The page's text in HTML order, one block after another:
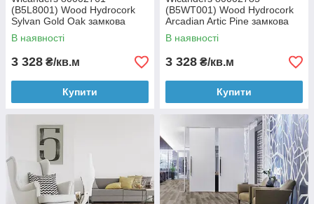
(B5L8001) Wood Hydrocork
Sylvan Gold Oak замкова
вінілова плитка
В наявності
3 328 ₴/кв.м
Купити
(B5WT001) Wood Hydrocork
Arcadian Artic Pine замкова
вінілова плитка
В наявності
3 328 ₴/кв.м
Купити